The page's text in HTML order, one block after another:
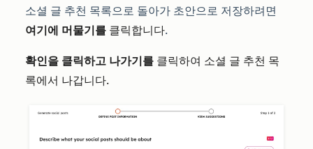
소셜 글 추천 목록으로 돌아가 초안으로 저장하려면
여기에 머물기를 클릭합니다.
확인을 클릭하고 나가기를 클릭하여 소셜 글 추천 목
록에서 나갑니다.